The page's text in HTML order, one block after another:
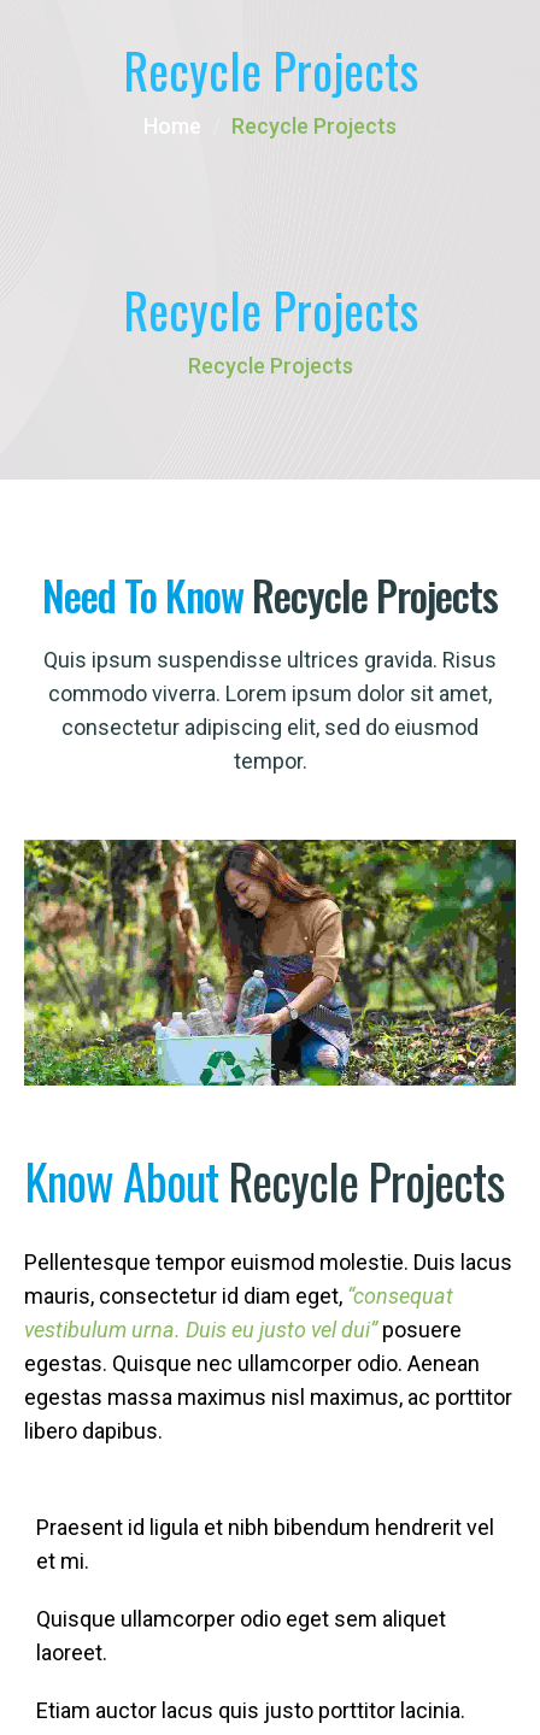
Recycle Projects
Home Recycle Projects
Recycle Projects
Recycle Projects
NeedToKnowRecycle Projects
Quis ipsum suspendisse ultrices gravida. Risus
commodo viverra. Lorem ipsum dolor sit amet,
consectetur adipiscing elit, sed do eiusmod
tempor.
KnowAboutRecycle Projects
Pellentesque tempor euismod molestie. Duis lacus
mauris, consectetur id diam eget, “consequat
vestibulum urna. Duis eu justo vel dui”posuere
egestas. Quisque nec ullamcorper odio. Aenean
egestas massa maximus nisl maximus, ac porttitor
libero dapibus.
Praesent id ligula et nibh bibendum hendrerit vel
et mi.
Quisque ullamcorper odio eget sem aliquet
laoreet.
Etiam auctor lacus quis justo porttitor lacinia.